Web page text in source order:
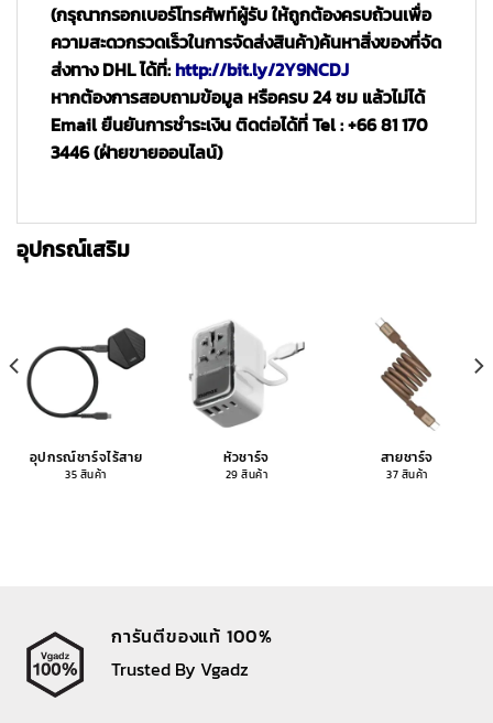
(กรุณากรอกเบอร์โทรศัพท์ผู้รับ ให้ถูกต้องครบถ้วนเพื่อ
ความสะดวกรวดเร็วในการจัดส่งสินค้า)ค้นหาสิ่งของที่จัด
ส่งทาง DHL ได้ที่:http://bit.ly/2Y9NCDJ
หากต้องการสอบถามข้อมูล หรือครบ 24 ชม แล้วไม่ได้
Email ยืนยันการชำระเงิน ติดต่อได้ที่ Tel : +66 81 170
3446 (ฝ่ายขายออนไลน์)
อุปกรณ์เสริม
อุปกรณ์ชาร์จไร้สาย
35 สินค้า
หัวชาร์จ
29 สินค้า
สายชาร์จ
37 สินค้า
การันตีของแท้ 100%
Trusted By Vgadz